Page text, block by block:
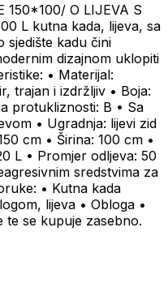
150*100/ O LIJEVA S
L kutna kada, lijeva, sa
sjedište kadu čini
dizajnom uklopiti
• Materijal:
trajan i izdržljiv • Boja:
protukliznosti: B • Sa
• Ugradnja: lijevi zid
cm • Širina: 100 cm •
L • Promjer odljeva: 50
sredstvima za
• Kutna kada
lijeva • Obloga •
se kupuje zasebno.